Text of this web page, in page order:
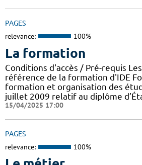
PAGES
relevance: 100%
La formation
Conditions d'accès / Pré-requis
référence de la formation d'IDE
formation et organisation des
juillet 2009 relatif au diplôme
15/04/2025 17:00
PAGES
relevance: 100%